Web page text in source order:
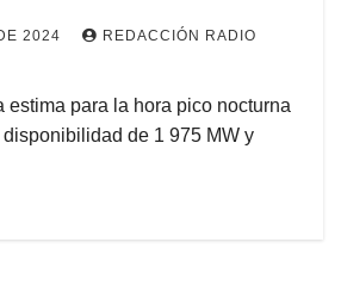
2024
REDACCIÓN RADIO
estima para la hora pico nocturna
de 1 975 MW y